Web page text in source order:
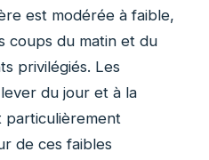
est modérée à faible,
coups du matin et du
privilégiés. Les
du jour et à la
particulièrement
de ces faibles